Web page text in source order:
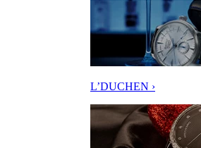
L’DUCHEN ›